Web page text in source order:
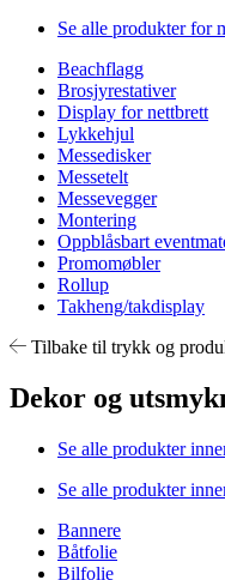
Se alle produkter for
Beachflagg
Brosjyrestativer
Display for nettbrett
Lykkehjul
Messedisker
Messetelt
Messevegger
Montering
Oppblåsbart
Promomøbler
Rollup
Takheng/takdisplay
Tilbake til trykk og
Dekor og
Se alle produkter
Se alle produkter
Bannere
Båtfolie
Bilfolie